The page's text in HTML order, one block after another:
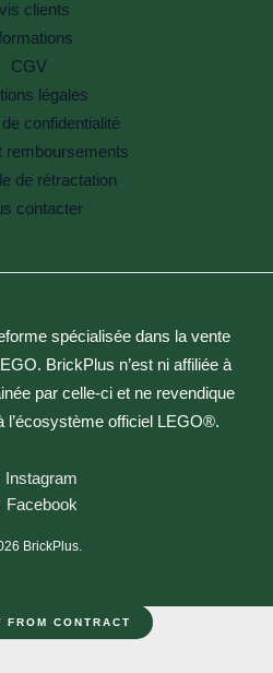
clients
CGV
légales
de confidentialité
remboursements
de rétractation
contacter
spécialisée dans la vente
BrickPlus n’est ni affiliée à
par celle-ci et ne revendique
l’écosystème officiel LEGO®.
Instagram
Facebook
BrickPlus.
FROM CONTRACT